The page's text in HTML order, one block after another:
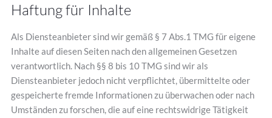
Haftung für Inhalte
Als Diensteanbieter sind wir gemäß § 7 Abs.1 TMG für eigene
Inhalte auf diesen Seiten nach den allgemeinen Gesetzen
verantwortlich. Nach §§ 8 bis 10 TMG sind wir als
Diensteanbieter jedoch nicht verpflichtet, übermittelte oder
gespeicherte fremde Informationen zu überwachen oder nach
Umständen zu forschen, die auf eine rechtswidrige Tätigkeit